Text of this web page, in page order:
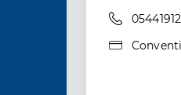
Téléphone
Type de